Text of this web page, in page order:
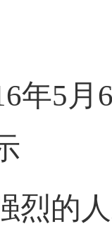
年5 月
的人